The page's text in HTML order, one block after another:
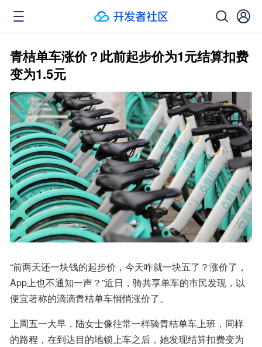
青桔单车涨价？此前起步价为1元结算扣费
变为1.5元
“前两天还一块钱的起步价，今天咋就一块五了？涨价了，
App上也不通知一声？”近日，骑共享单车的市民发现，以
便宜著称的滴滴青桔单车悄悄涨价了。
上周五一大早，陆女士像往常一样骑青桔单车上班，同样
的路程，在到达目的地锁上车之后，她发现结算扣费变为